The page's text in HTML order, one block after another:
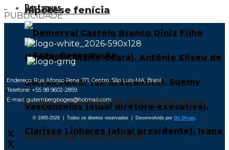
Destaques
hipótese fenícia
O maior desafio da liderança mora
dentro de quem lidera
PUBLICIDADE
Endereço: Rua Afonso Pena, 171, Centro, São Luís-MA, Brasil
Telefone: +55 98 9602-2859
E-mail: gutembergbogea@hotmail.com
© 1995-2026 | Todos os direitos reservados | Desenvolvido por Os Orcas.